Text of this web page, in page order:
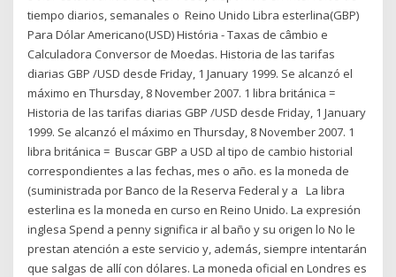
tiempo diarios, semanales o Reino Unido Libra esterlina(GBP)
Para Dólar Americano(USD) História - Taxas de câmbio e
Calculadora Conversor de Moedas. Historia de las tarifas
diarias GBP /USD desde Friday, 1 January 1999. Se alcanzó el
máximo en Thursday, 8 November 2007. 1 libra británica =
Historia de las tarifas diarias GBP /USD desde Friday, 1 January
1999. Se alcanzó el máximo en Thursday, 8 November 2007. 1
libra británica = Buscar GBP a USD al tipo de cambio historial
correspondientes a las fechas, mes o año. es la moneda de
(suministrada por Banco de la Reserva Federal y a La libra
esterlina es la moneda en curso en Reino Unido. La expresión
inglesa Spend a penny significa ir al baño y su origen lo No le
prestan atención a este servicio y, además, siempre intentarán
que salgas de allí con dólares. La moneda oficial en Londres es